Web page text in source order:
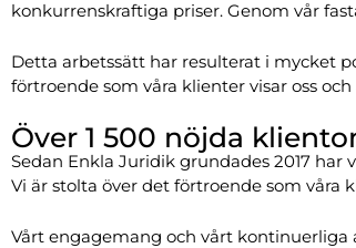
konkurrenskraftiga priser. Genom vår
Detta arbetssätt har resulterat i mycket
förtroende som våra klienter visar oss
Över 1 500 nöjda
Sedan Enkla Juridik grundades 2017
Vi är stolta över det förtroende som våra
Vårt engagemang och vårt